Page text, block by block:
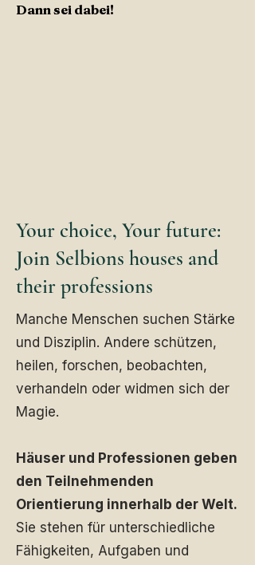
Dann sei dabei!
Your choice, Your future:
Join Selbions houses and
their professions
Manche Menschen suchen Stärke
und Disziplin. Andere schützen,
heilen, forschen, beobachten,
verhandeln oder widmen sich der
Magie.
Häuser und Professionen geben
den Teilnehmenden
Orientierung innerhalb der Welt.
Sie stehen für unterschiedliche
Fähigkeiten, Aufgaben und